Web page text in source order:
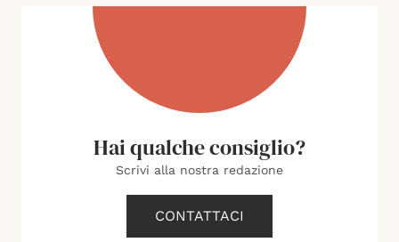
Hai qualche consiglio?
Scrivi alla nostra redazione
CONTATTACI